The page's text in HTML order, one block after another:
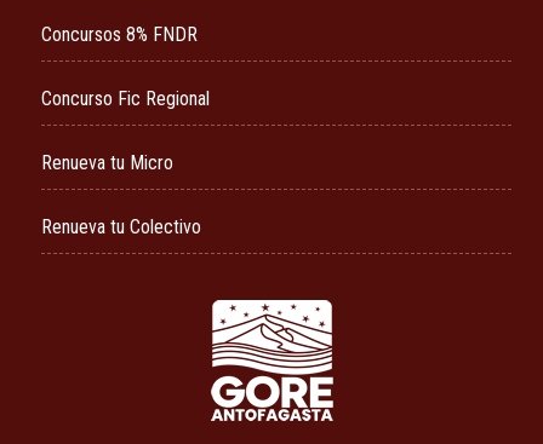
Concursos 8% FNDR
Concurso Fic Regional
Renueva tu Micro
Renueva tu Colectivo